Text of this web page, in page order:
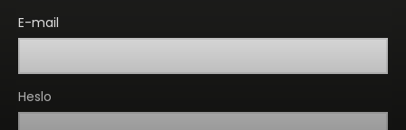
E-mail
Heslo